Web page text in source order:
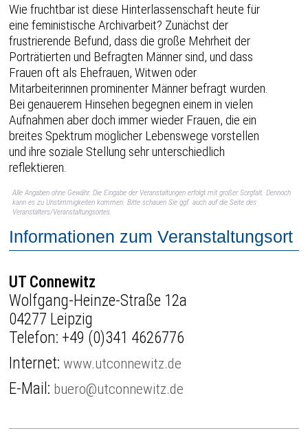
Wie fruchtbar ist diese Hinterlassenschaft heute für
eine feministische Archivarbeit? Zunächst der
frustrierende Befund, dass die große Mehrheit der
Porträtierten und Befragten Männer sind, und dass
Frauen oft als Ehefrauen, Witwen oder
Mitarbeiterinnen prominenter Männer befragt wurden.
Bei genauerem Hinsehen begegnen einem in vielen
Aufnahmen aber doch immer wieder Frauen, die ein
breites Spektrum möglicher Lebenswege vorstellen
und ihre soziale Stellung sehr unterschiedlich
reflektieren.
Alle Angaben ohne Gewähr. Die Eingabe der Veranstaltungen erfolgt mit großer Sorgfalt. Dennoch
kann es zu Unstimmigkeiten kommen. Bitte schauen Sie ggf. auch auf die Seite des
Veranstalters/Veranstaltungsortes.
Informationen zum Veranstaltungsort
UT Connewitz
Wolfgang-Heinze-Straße 12a
04277 Leipzig
Telefon: +49 (0)341 4626776
Internet:www.utconnewitz.de
E-Mail: buero@utconnewitz.de